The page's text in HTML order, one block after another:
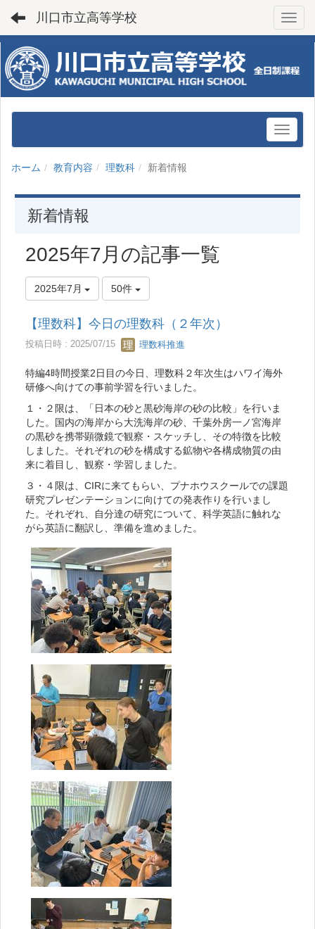
川口市立高等学校
ホーム 教育内容 理数科 新着情報
新着情報
2025年7月の記事一覧
2025年7月 50件
【理数科】今日の理数科（２年次）
投稿日時 : 2025/07/15 理数科推進
特編4時間授業2日目の今日、理数科２年次生はハワイ海外
研修へ向けての事前学習を行いました。
１・２限は、「日本の砂と黒砂海岸の砂の比較」を行いま
した。国内の海岸から大洗海岸の砂、千葉外房一ノ宮海岸
の黒砂を携帯顕微鏡で観察・スケッチし、その特徴を比較
しました。それぞれの砂を構成する鉱物や各構成物質の由
来に着目し、観察・学習しました。
３・４限は、CIRに来てもらい、プナホウスクールでの課題
研究プレゼンテーションに向けての発表作りを行いまし
た。それぞれ、自分達の研究について、科学英語に触れな
がら英語に翻訳し、準備を進めました。